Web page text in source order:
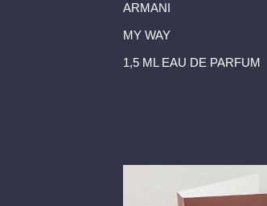
ARMANI
MY WAY
1,5 ML EAU DE PARFUM